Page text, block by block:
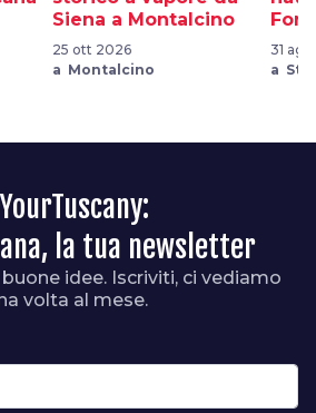
Siena a Montalcino
25 ott 2026
a Montalcino
31
a
la tua newsletter
idee. Iscriviti, ci vediamo
volta al mese.